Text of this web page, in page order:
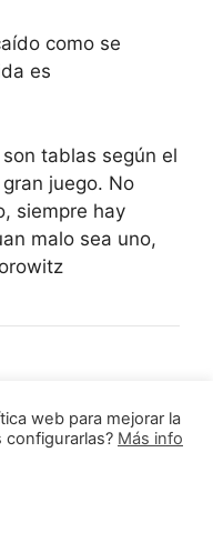
como se
es
tablas según el
juego. No
siempre hay
malo sea uno,
–30-03-2010
arbitraba
reglas de
jugada ilegal no
web para mejorar la
configurarlas? Más info